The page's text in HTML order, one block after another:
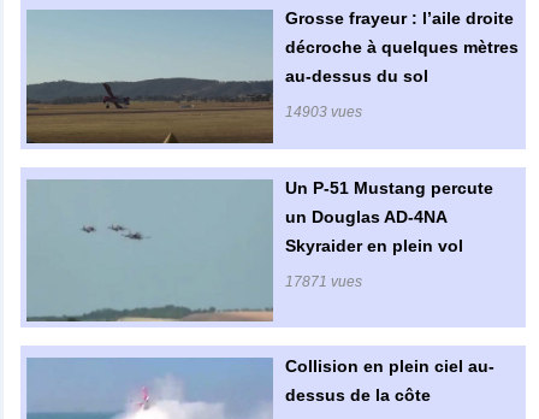
Grosse frayeur : l’aile droite
décroche à quelques mètres
au-dessus du sol
14903 vues
Un P-51 Mustang percute
un Douglas AD-4NA
Skyraider en plein vol
17871 vues
Collision en plein ciel au-
dessus de la côte